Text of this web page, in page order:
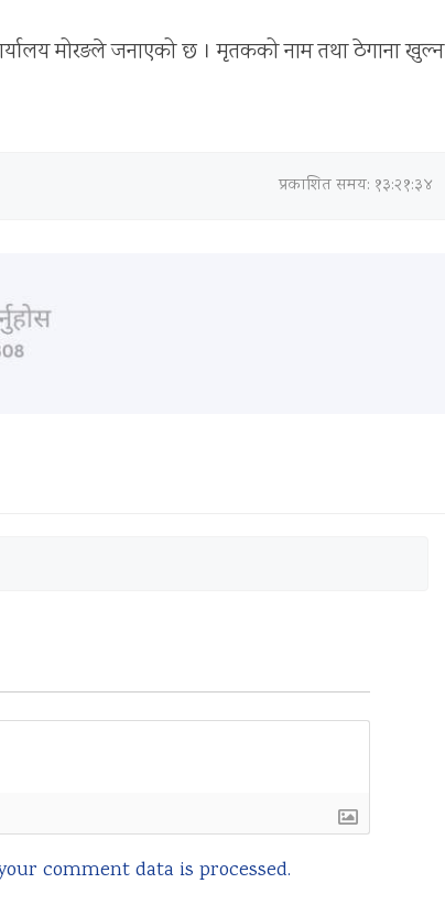
मोरङले जनाएको छ । मृतकको नाम तथा ठेगाना खुल्न
प्रकाशित समय: १३:२१:३४
comment data is processed.